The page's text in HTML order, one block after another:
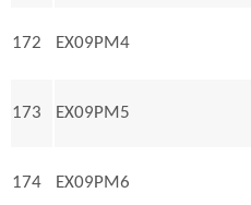
172 EX09PM4
173 EX09PM5
174 EX09PM6